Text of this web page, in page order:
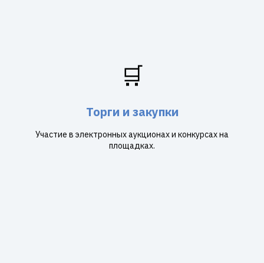
🛒
Торги и закупки
Участие в электронных аукционах и конкурсах на
площадках.